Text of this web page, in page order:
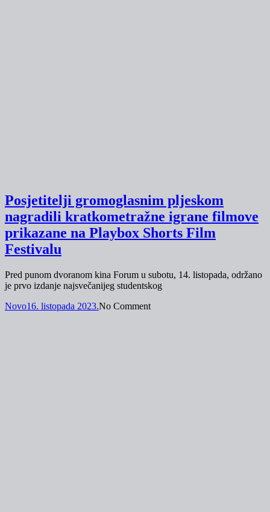
Posjetitelji gromoglasnim pljeskom
nagradili kratkometražne igrane filmove
prikazane na Playbox Shorts Film
Festivalu
Pred punom dvoranom kina Forum u subotu, 14. listopada, održano
je prvo izdanje najsvečanijeg studentskog
Novo16. listopada 2023.No Comment